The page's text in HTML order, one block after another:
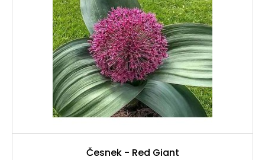
Česnek - Red Giant